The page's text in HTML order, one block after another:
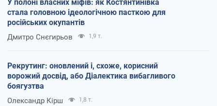
У полоні власних міфів: як Костянтинівка
стала головною ідеологічною пасткою для
російських окупантів
Дмитро Снєгирьов 1,9 т.
Рекрутинг: оновлений і, схоже, корисний
ворожий досвід, або Діалектика вибагливого
боягузтва
Олександр Кірш 1,8 т.